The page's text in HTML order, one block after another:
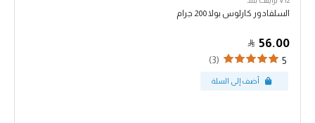
السلفادور كارلوس بولا 200 جرام
56.00
5
(3)